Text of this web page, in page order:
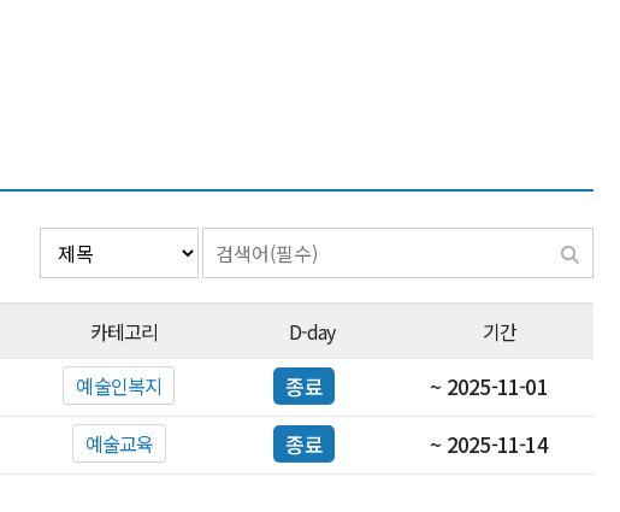
카테고리 D-day 기간
예술인복지 종료 ~ 2025-11-01
예술교육 종료 ~ 2025-11-14